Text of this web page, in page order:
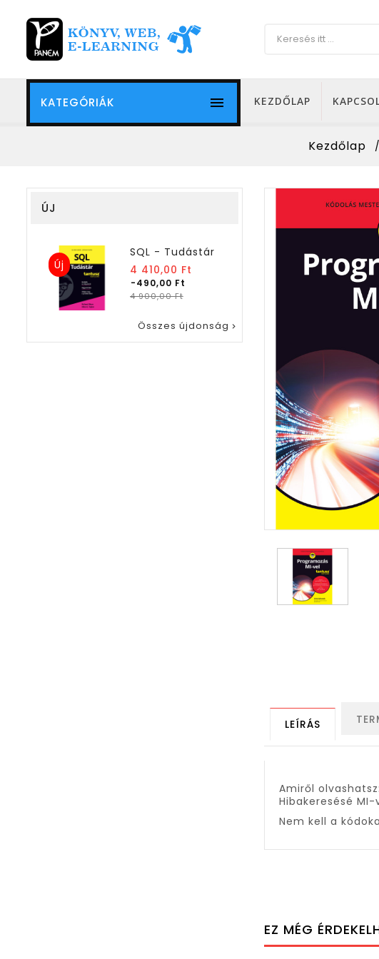
KATEGÓRIÁK  KEZDŐLAP
Kezdőlap
ÚJ
Új
SQL - Tudástár
4 410,00 Ft
-490,00 Ft
4 900,00 FtÁr
Összes újdonság 
LEÍRÁS
Amiről
Hibakeresésé
Nem kell a
EZ MÉG